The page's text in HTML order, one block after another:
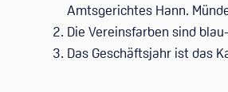
Amtsgerichtes Hann.
Die Vereinsfarben sind
Das Geschäftsjahr ist das